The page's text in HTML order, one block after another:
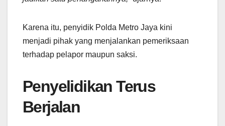
Karena itu, penyidik Polda Metro Jaya kini
menjadi pihak yang menjalankan pemeriksaan
terhadap pelapor maupun saksi.
Penyelidikan Terus
Berjalan